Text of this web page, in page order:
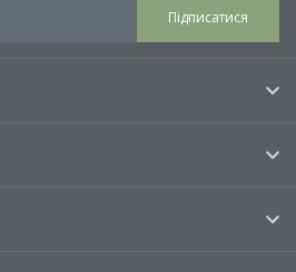
Підписатися